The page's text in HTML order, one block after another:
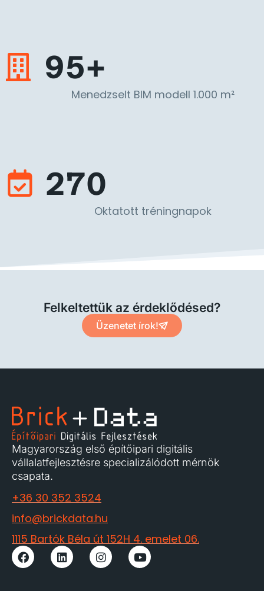
95+
Menedzselt BIM modell 1.000 m²
270
Oktatott tréningnapok
Üzenetet írok!
Felkeltettük az érdeklődésed?
Magyarország első építőipari digitális
vállalatfejlesztésre specializálódott mérnök
csapata.
+36 30 352 3524
info@brickdata.hu
1115 Bartók Béla út 152H 4. emelet 06.